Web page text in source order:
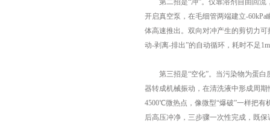
第二招是“冲”。仅靠溶剂自由回流
开启真空泵，在毛细管两端建立-
体高速推出。双向对冲产生的剪切力
动-剥离-排出”的自动循环，耗时不足
第三招是“空化”。当污染物为蛋白
器转成机械振动，在清洗液中形成周
4500℃微热点，像微型“爆破”一样把
后高压冲净，三步骤一次性完成，既